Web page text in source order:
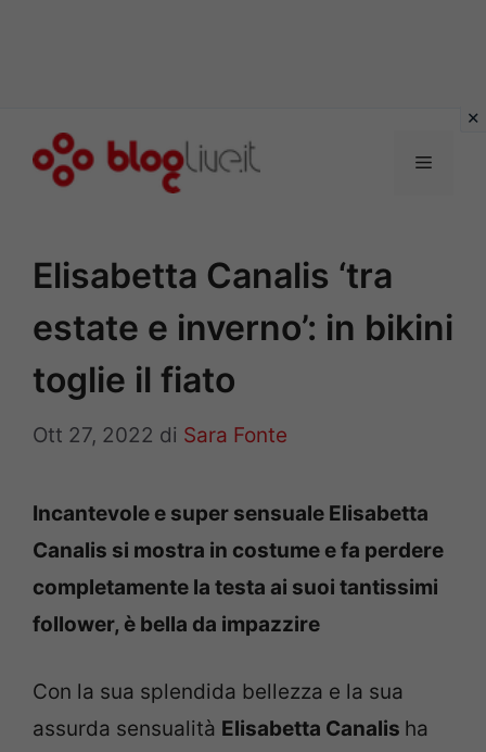
Menu
Elisabetta Canalis ‘tra
estate e inverno’: in bikini
toglie il fiato
Ott 27, 2022 di Sara Fonte
Incantevole e super sensuale Elisabetta
Canalis si mostra in costume e fa perdere
completamente la testa ai suoi tantissimi
follower, è bella da impazzire
Con la sua splendida bellezza e la sua
assurda sensualità Elisabetta Canalis ha